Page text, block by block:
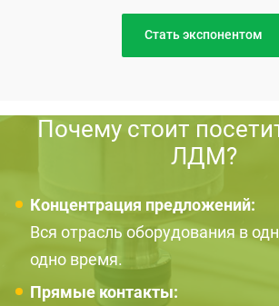
Стать экспонентом
Почему стоит
ЛДМ?
Концентрация предложений:
Вся отрасль оборудования в
одно время.
Прямые контакты: